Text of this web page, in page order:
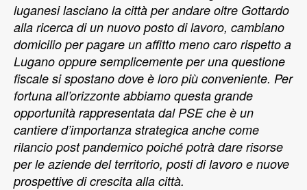
luganesi lasciano la città per andare oltre Gottardo
alla ricerca di un nuovo posto di lavoro, cambiano
domicilio per pagare un affitto meno caro rispetto a
Lugano oppure semplicemente per una questione
fiscale si spostano dove è loro più conveniente. Per
fortuna all’orizzonte abbiamo questa grande
opportunità rappresentata dal PSE che è un
cantiere d’importanza strategica anche come
rilancio post pandemico poiché potrà dare risorse
per le aziende del territorio, posti di lavoro e nuove
prospettive di crescita alla città.